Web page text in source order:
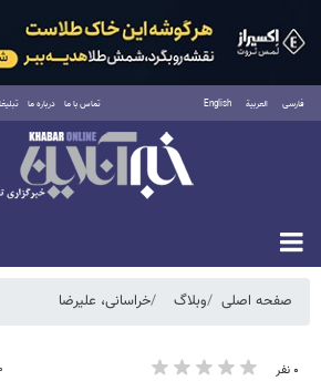
فارسی العربية English تماس با ما درباره ما
پنجشنبه ۱۵ مرداد ۱۴۰۵
صفحه اصلی وبلاگ خراسانی، علیرضا
۰ نفر ۲۰